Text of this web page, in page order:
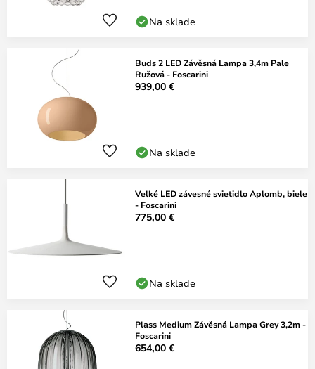
Na sklade
Buds 2 LED Závěsná Lampa 3,4m Pale
Ružová - Foscarini
939,00 €
Na sklade
Veľké LED závesné svietidlo Aplomb, biele
- Foscarini
775,00 €
Na sklade
Plass Medium Závěsná Lampa Grey 3,2m -
Foscarini
654,00 €